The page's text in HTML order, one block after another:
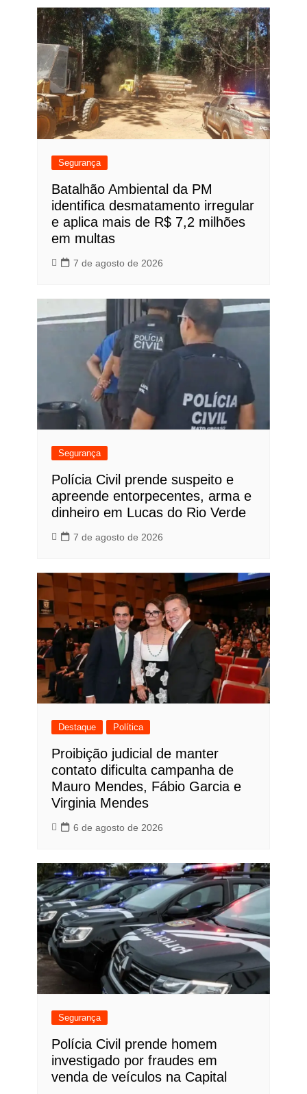
Segurança
Batalhão Ambiental da PM
identifica desmatamento irregular
e aplica mais de R$ 7,2 milhões
em multas
7 de agosto de 2026
Segurança
Polícia Civil prende suspeito e
apreende entorpecentes, arma e
dinheiro em Lucas do Rio Verde
7 de agosto de 2026
Destaque Política
Proibição judicial de manter
contato dificulta campanha de
Mauro Mendes, Fábio Garcia e
Virginia Mendes
6 de agosto de 2026
Segurança
Polícia Civil prende homem
investigado por fraudes em
venda de veículos na Capital